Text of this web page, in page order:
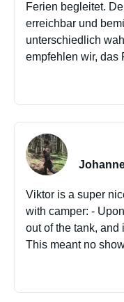
Ferien begleitet.
erreichbar und
unterschiedlich
empfehlen wir, das
Viktor is a super
with camper: -
out of the tank, and
This meant no